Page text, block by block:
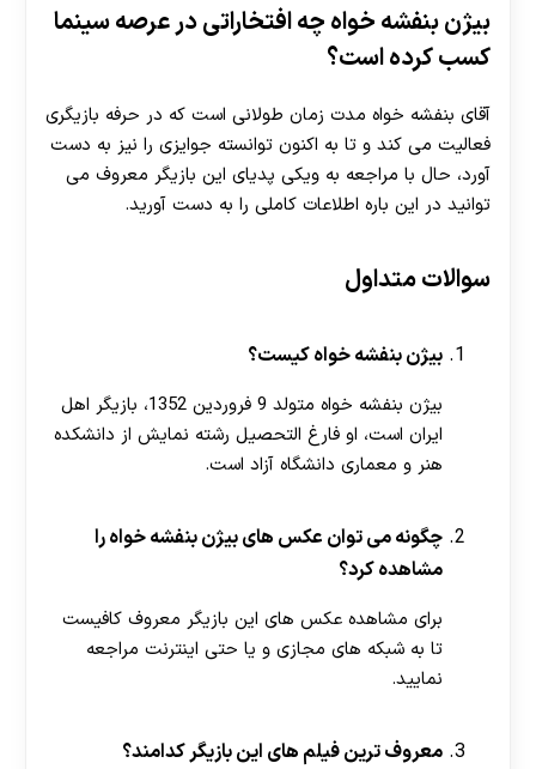
بیژن بنفشه خواه چه افتخاراتی در عرصه سینما
کسب کرده است؟
آقای بنفشه خواه مدت زمان طولانی است که در حرفه بازیگری
فعالیت می کند و تا به اکنون توانسته جوایزی را نیز به دست
آورد، حال با مراجعه به ویکی پدیای این بازیگر معروف می
توانید در این باره اطلاعات کاملی را به دست آورید.
سوالات متداول
بیژن بنفشه خواه کیست؟
بیژن بنفشه خواه متولد 9 فروردین 1352، بازیگر اهل
ایران است، او فارغ التحصیل رشته نمایش از دانشکده
هنر و معماری دانشگاه آزاد است.
چگونه می توان عکس های بیژن بنفشه خواه را
مشاهده کرد؟
برای مشاهده عکس های این بازیگر معروف کافیست
تا به شبکه‌ های مجازی و یا حتی اینترنت مراجعه
نمایید.
معروف ترین فیلم های این بازیگر کدامند؟